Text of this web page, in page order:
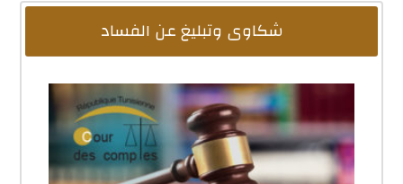
شكاوى وتبليغ عن الفساد